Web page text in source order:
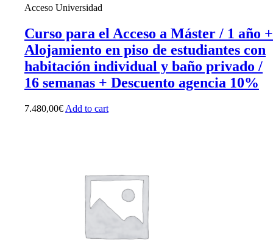
Acceso Universidad
Curso para el Acceso a Máster / 1 año +
Alojamiento en piso de estudiantes con
habitación individual y baño privado /
16 semanas + Descuento agencia 10%
7.480,00€ Add to cart